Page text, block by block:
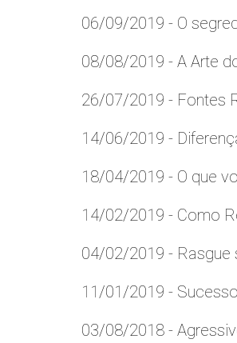
06/09/2019 - O
08/08/2019 - A Arte
26/07/2019 - Fontes
14/06/2019 -
18/04/2019 - O que
14/02/2019 - Como
04/02/2019 - Rasgue
11/01/2019 -
03/08/2018 -